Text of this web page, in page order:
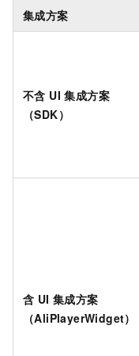
集成方案
不含 UI 集成方案
（SDK）
含 UI 集成方案
（AliPlayerWidget）